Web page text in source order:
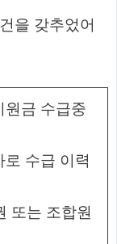
을 갖추었어
금 수급중
수급 이력
또는 조합원